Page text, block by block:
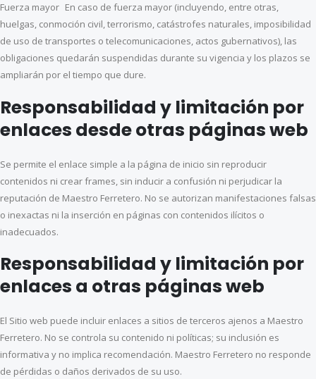
Fuerza mayor En caso de fuerza mayor (incluyendo, entre otras,
huelgas, conmoción civil, terrorismo, catástrofes naturales, imposibilidad
de uso de transportes o telecomunicaciones, actos gubernativos), las
obligaciones quedarán suspendidas durante su vigencia y los plazos se
ampliarán por el tiempo que dure.
Responsabilidad y limitación por
enlaces desde otras páginas web
Se permite el enlace simple a la página de inicio sin reproducir
contenidos ni crear frames, sin inducir a confusión ni perjudicar la
reputación de Maestro Ferretero. No se autorizan manifestaciones falsas
o inexactas ni la inserción en páginas con contenidos ilícitos o
inadecuados.
Responsabilidad y limitación por
enlaces a otras páginas web
El Sitio web puede incluir enlaces a sitios de terceros ajenos a Maestro
Ferretero. No se controla su contenido ni políticas; su inclusión es
informativa y no implica recomendación. Maestro Ferretero no responde
de pérdidas o daños derivados de su uso.